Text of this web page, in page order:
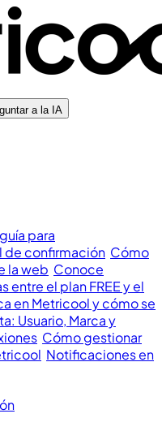
a la IA
para
de confirmación Cómo
la web Conoce
entre el plan FREE y el
en Metricool y cómo se
Usuario, Marca y
Cómo gestionar
Notificaciones en